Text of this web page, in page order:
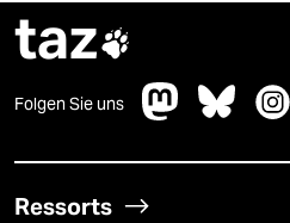
taz
Folgen Sie uns
Ressorts